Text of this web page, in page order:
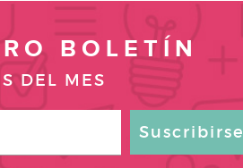
BOLETÍN
DEL MES
Suscribirse